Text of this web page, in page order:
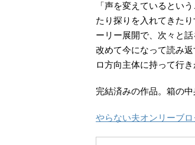
「声を変えているとい
たり探りを入れてきた
ーリー展開で、次々と話
改めて今になって読み
ロ方向主体に持って行
完結済みの作品。箱の
やらない夫オンリーブ